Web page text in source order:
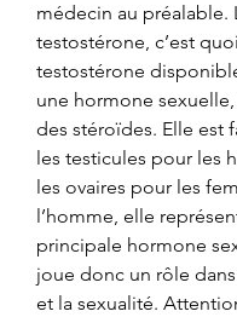
médecin au préalable.
testostérone, c’est
testostérone
une hormone
des stéroïdes. Elle est
les testicules pour les
les ovaires pour les
l’homme, elle
principale hormone
joue donc un rôle
et la sexualité.